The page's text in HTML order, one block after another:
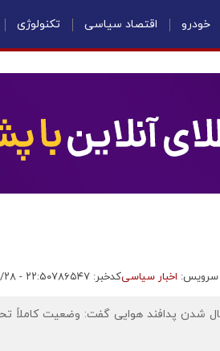
خودرو اقتصاد سیاسی تکنولوژی
سرویس: اخبار سیاسیکدخبر: ۷۸۶۵۴۷ ۱۴۰۵/۰۲/
شدن پدافند هوایی گفت: وضعیت کاملاً